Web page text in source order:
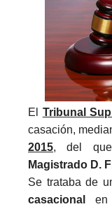
El Tribunal
casación,
2015, del
Magistrado D.
Se trataba de
casacional
en